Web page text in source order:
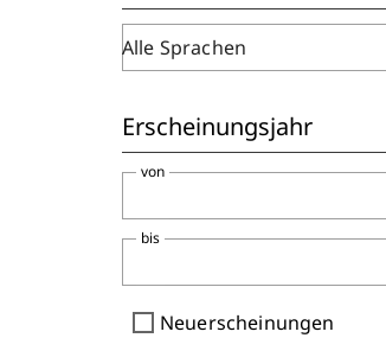
Alle Sprachen
Erscheinungsjahr
von
bis
check_box_outline_blank Neuerscheinungen